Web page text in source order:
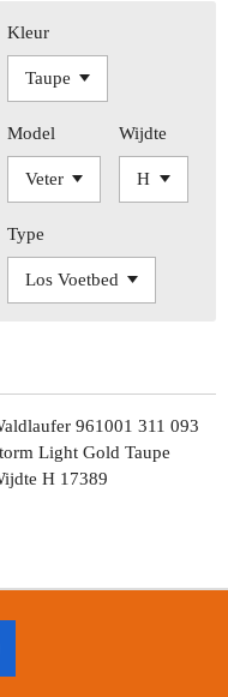
Kleur
Model Wijdte
Type
961001 311 093
Light Gold Taupe
H 17389